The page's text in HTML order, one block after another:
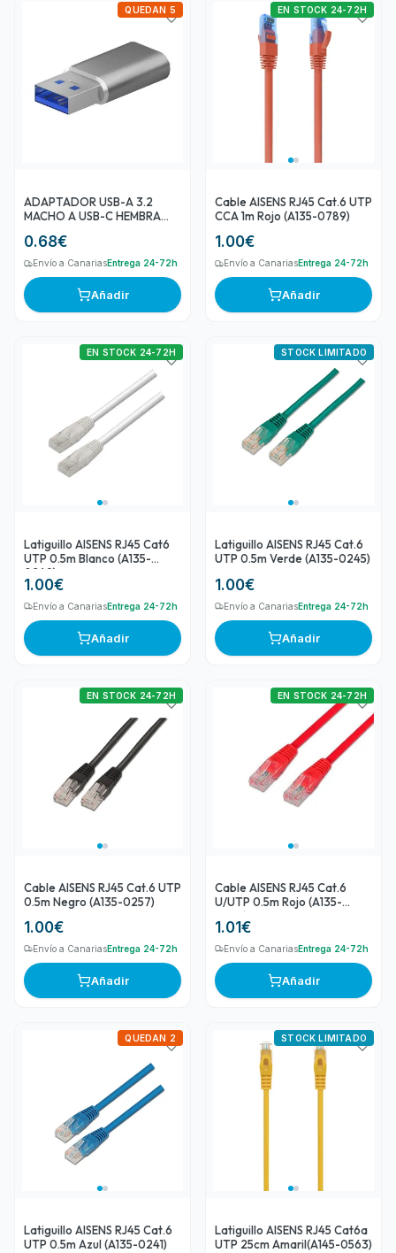
ADAPTADOR USB-A 3.2
MACHO A USB-C HEMBRA
0.68€
QUEDAN 5
Envío a CanariasEntrega 24-72h
Añadir
Cable AISENS RJ45 Cat.6 UTP
CCA 1m Rojo (A135-0789)
1.00€
EN STOCK 24-72H
Envío a CanariasEntrega 24-72h
Añadir
Latiguillo AISENS RJ45 Cat6
UTP 0.5m Blanco (A135-
0249)
1.00€
EN STOCK 24-72H
Envío a CanariasEntrega 24-72h
Añadir
Latiguillo AISENS RJ45 Cat.6
UTP 0.5m Verde (A135-0245)
1.00€
STOCK LIMITADO
Envío a CanariasEntrega 24-72h
Añadir
Cable AISENS RJ45 Cat.6 UTP
0.5m Negro (A135-0257)
1.00€
EN STOCK 24-72H
Envío a CanariasEntrega 24-72h
Añadir
Cable AISENS RJ45 Cat.6
U/UTP 0.5m Rojo (A135-
0237)
1.01€
EN STOCK 24-72H
Envío a CanariasEntrega 24-72h
Añadir
Latiguillo AISENS RJ45 Cat.6
UTP 0.5m Azul (A135-0241)
QUEDAN 2
Latiguillo AISENS RJ45 Cat6a
UTP 25cm Amaril(A145-0563)
STOCK LIMITADO